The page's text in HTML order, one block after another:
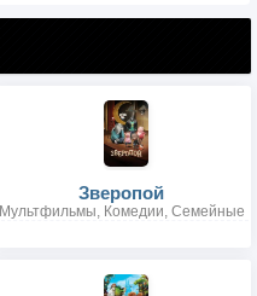
Зверопой
Мультфильмы, Комедии, Семейные